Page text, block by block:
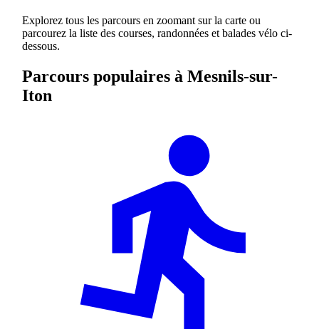
Explorez tous les parcours en zoomant sur la carte ou
parcourez la liste des courses, randonnées et balades vélo ci-
dessous.
Parcours populaires à Mesnils-sur-
Iton